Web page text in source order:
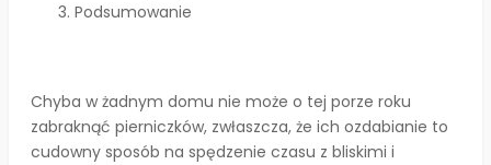
Podsumowanie
Chyba w żadnym domu nie może o tej porze roku
zabraknąć pierniczków, zwłaszcza, że ich ozdabianie to
cudowny sposób na spędzenie czasu z bliskimi i